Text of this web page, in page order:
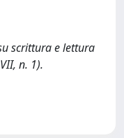
scrittura e lettura
n. 1).